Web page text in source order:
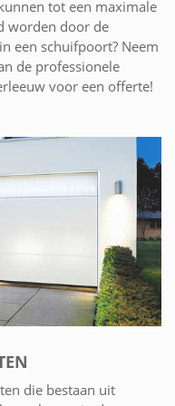
tot een maximale
worden door de
een schuifpoort? Neem
de professionele
voor een offerte!
die bestaan uit